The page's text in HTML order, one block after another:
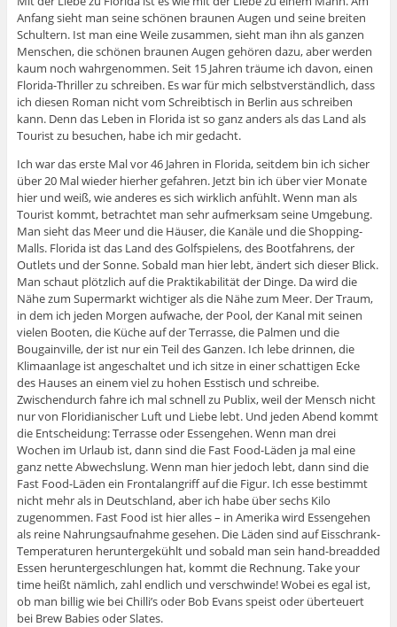
Anfang sieht man seine schönen braunen Augen und seine breiten
Schultern. Ist man eine Weile zusammen, sieht man ihn als ganzen
Menschen, die schönen braunen Augen gehören dazu, aber werden
kaum noch wahrgenommen. Seit 15 Jahren träume ich davon, einen
Florida-Thriller zu schreiben. Es war für mich selbstverständlich, dass
ich diesen Roman nicht vom Schreibtisch in Berlin aus schreiben
kann. Denn das Leben in Florida ist so ganz anders als das Land als
Tourist zu besuchen, habe ich mir gedacht.
Ich war das erste Mal vor 46 Jahren in Florida, seitdem bin ich sicher
über 20 Mal wieder hierher gefahren. Jetzt bin ich über vier Monate
hier und weiß, wie anderes es sich wirklich anfühlt. Wenn man als
Tourist kommt, betrachtet man sehr aufmerksam seine Umgebung.
Man sieht das Meer und die Häuser, die Kanäle und die Shopping-
Malls. Florida ist das Land des Golfspielens, des Bootfahrens, der
Outlets und der Sonne. Sobald man hier lebt, ändert sich dieser Blick.
Man schaut plötzlich auf die Praktikabilität der Dinge. Da wird die
Nähe zum Supermarkt wichtiger als die Nähe zum Meer. Der Traum,
in dem ich jeden Morgen aufwache, der Pool, der Kanal mit seinen
vielen Booten, die Küche auf der Terrasse, die Palmen und die
Bougainville, der ist nur ein Teil des Ganzen. Ich lebe drinnen, die
Klimaanlage ist angeschaltet und ich sitze in einer schattigen Ecke
des Hauses an einem viel zu hohen Esstisch und schreibe.
Zwischendurch fahre ich mal schnell zu Publix, weil der Mensch nicht
nur von Floridianischer Luft und Liebe lebt. Und jeden Abend kommt
die Entscheidung: Terrasse oder Essengehen. Wenn man drei
Wochen im Urlaub ist, dann sind die Fast Food-Läden ja mal eine
ganz nette Abwechslung. Wenn man hier jedoch lebt, dann sind die
Fast Food-Läden ein Frontalangriff auf die Figur. Ich esse bestimmt
nicht mehr als in Deutschland, aber ich habe über sechs Kilo
zugenommen. Fast Food ist hier alles – in Amerika wird Essengehen
als reine Nahrungsaufnahme gesehen. Die Läden sind auf Eisschrank-
Temperaturen heruntergekühlt und sobald man sein hand-breadded
Essen heruntergeschlungen hat, kommt die Rechnung. Take your
time heißt nämlich, zahl endlich und verschwinde! Wobei es egal ist,
ob man billig wie bei Chilli’s oder Bob Evans speist oder überteuert
bei Brew Babies oder Slates.